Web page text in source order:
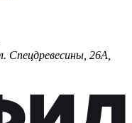
Спецдревесины, 26А,